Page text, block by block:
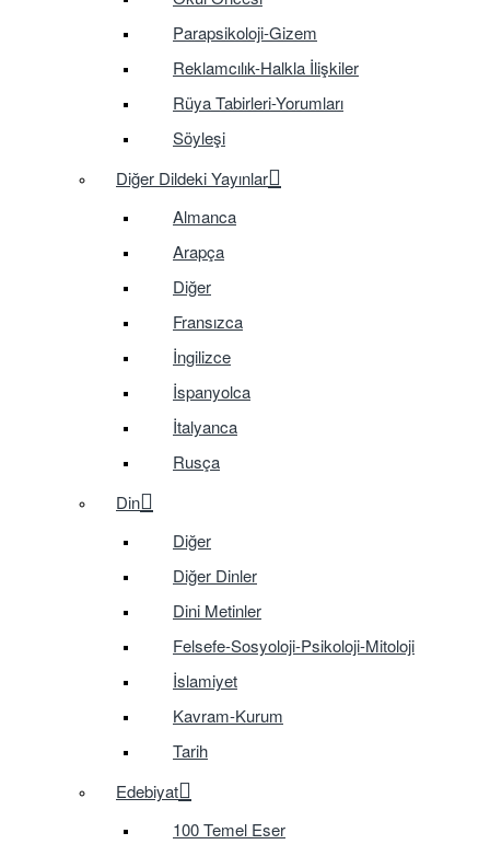
Parapsikoloji-Gizem
Reklamcılık-Halkla İlişkiler
Rüya Tabirleri-Yorumları
Söyleşi
Diğer Dildeki Yayınlar
Almanca
Arapça
Diğer
Fransızca
İngilizce
İspanyolca
İtalyanca
Rusça
Din
Diğer
Diğer Dinler
Dini Metinler
Felsefe-Sosyoloji-Psikoloji-Mitoloji
İslamiyet
Kavram-Kurum
Tarih
Edebiyat
100 Temel Eser